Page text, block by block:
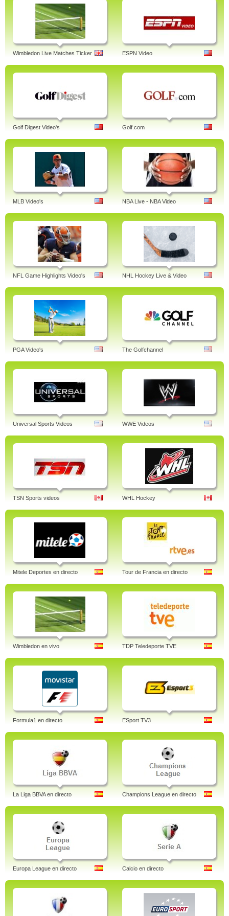
Wimbledon Live Matches Ticker ESPN Video
Golf Digest Video's Golf.com
MLB Video's NBA Live - NBA Video
NFL Game Highlights Video's NHL Hockey Live & Video
PGA Video's The Golfchannel
Universal Sports Videos WWE Videos
TSN Sports videos WHL Hockey
Mitele Deportes en directo Tour de Francia en directo
Wimbledon en vivo TDP Teledeporte TVE
Formula1 en directo ESport TV3
La Liga BBVA en directo Champions League en directo
Europa League en directo Calcio en directo